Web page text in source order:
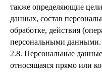
также определяющие
данных, состав
обработке, действия
персональными данными.
2.8. Персональные
относящаяся прямо или